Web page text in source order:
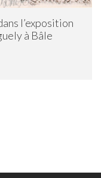
l’exposition
à Bâle